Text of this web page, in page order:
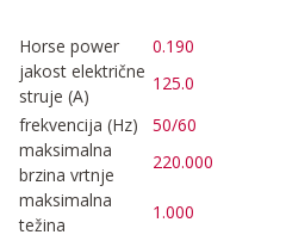
Horse power
0.190
jakost električne
struje (A)
125.0
frekvencija (Hz)
50/60
maksimalna
brzina vrtnje
220.000
maksimalna
težina
1.000